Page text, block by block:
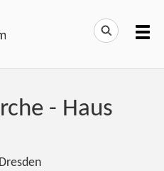
- Haus
Dresden